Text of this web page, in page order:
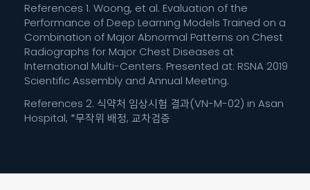
References 1. Woong, et al. Evaluation of the
Performance of Deep Learning Models Trained on a
Combination of Major Abnormal Patterns on Chest
Radiographs for Major Chest Diseases at
International Multi-Centers. Presented at: RSNA 2019
Scientific Assembly and Annual Meeting.
References 2. 식약처 임상시험 결과(VN-M-02) in Asan
Hospital, *무작위 배정, 교차검증